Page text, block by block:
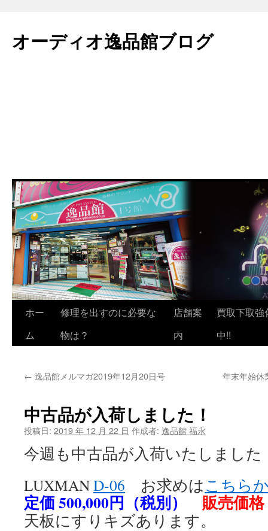
テ
ン
オーディオ逸品館ブログ
ホー
ム
修理を出すのに必要な
物は？
店舗案
内
買取下取強
中!!
← 逸品館メルマガ2019年12月20日号 年末年始休
中古品が入荷しました！
投稿日: 2019 年 12 月 22 日 作成者: 逸品館 福永
今週も中古品が入荷いたしました
LUXMAND-06 お求めはこちら
定価 500,000円（税別） 販売価
天板にすりキズあります。